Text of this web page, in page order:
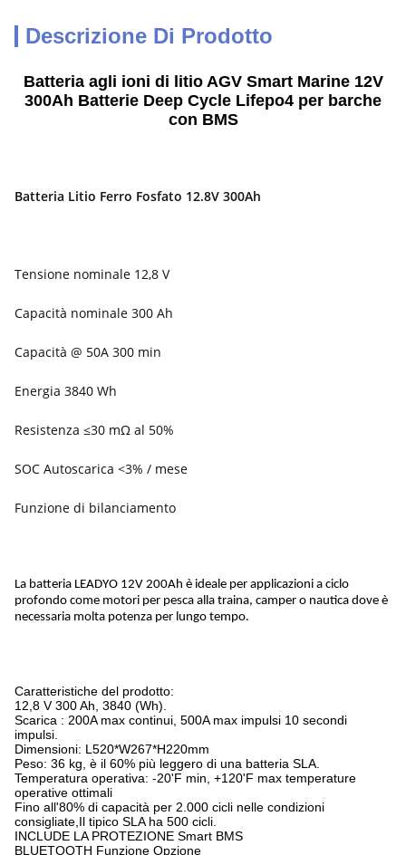
Descrizione Di Prodotto
Batteria agli ioni di litio AGV Smart Marine 12V
300Ah Batterie Deep Cycle Lifepo4 per barche
con BMS
Batteria Litio Ferro Fosfato 12.8V 300Ah
Tensione nominale 12,8 V
Capacità nominale 300 Ah
Capacità @ 50A 300 min
Energia 3840 Wh
Resistenza ≤30 mΩ al 50%
SOC Autoscarica <3% / mese
Funzione di bilanciamento
La batteria LEADYO 12V 200Ah è ideale per applicazioni a ciclo
profondo come motori per pesca alla traina, camper o nautica dove è
necessaria molta potenza per lungo tempo.
Caratteristiche del prodotto:
12,8 V 300 Ah, 3840 (Wh).
Scarica : 200A max continui, 500A max impulsi 10 secondi
impulsi.
Dimensioni: L520*W267*H220mm
Peso: 36 kg, è il 60% più leggero di una batteria SLA.
Temperatura operativa: -20'F min, +120'F max temperature
operative ottimali
Fino all'80% di capacità per 2.000 cicli nelle condizioni
consigliate,Il tipico SLA ha 500 cicli.
INCLUDE LA PROTEZIONE Smart BMS
BLUETOOTH Funzione Opzione